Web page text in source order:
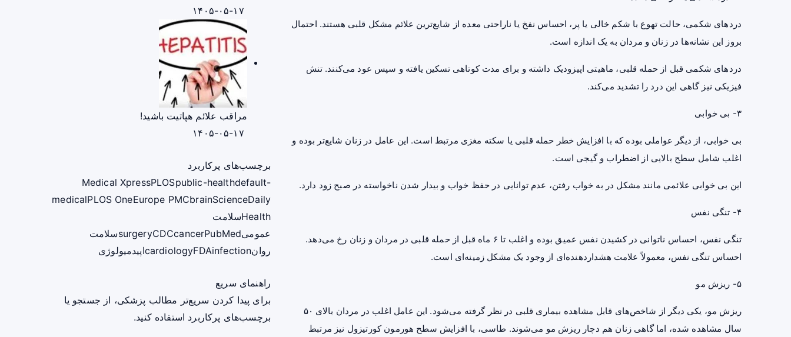
درد‌های شکمی، حالت تهوع با شکم خالی یا پر، احساس نفخ یا ناراحتی معده از شایع‌ترین علائم مشکل قلبی هستند. احتمال
بروز این نشانه‌ها در زنان و مردان به یک اندازه است.
درد‌های شکمی قبل از حمله قلبی، ماهیتی اپیزودیک داشته و برای مدت کوتاهیتسکین یافته و سپس عود می‌کنند. تنش
فیزیکی نیز گاهی این درد را تشدید می‌کند.
۳- بی خوابی
بی خوابی، از دیگر عواملی بوده که با افزایش خطر حمله قلبی یا سکته مغزی مرتبط است. این عامل در زنان شایع‌تر بوده و
اغلب شامل سطح بالایی از اضطراب و گیجی است.
این بی خوابی علائمی مانند مشکل در به خواب رفتن، عدم توانایی در حفظ خواب و بیدار شدن ناخواسته در صبح زود دارد.
۴- تنگی نفس
تنگی نفس، احساس ناتوانی در کشیدن نفس عمیق بوده و اغلب تا ۶ ماه قبل از حمله قلبی در مردان و زنان رخ می‌دهد.
احساس تنگی نفس، معمولاً علامت هشدار‌دهنده‌ای از وجود یک مشکل زمینه‌ای است.
۵- ریزش مو
ریزش مو، یکی دیگر از شاخص‌های قابل مشاهده بیماری قلبی در نظر گرفته می‌شود. این عامل اغلب در مردان بالای ۵۰
سال مشاهده شده، اما گاهی زنان هم دچار ریزش مو می‌شوند. طاسی، با افزایش سطح هورمونکورتیزول نیز مرتبط
مراقب علائم هپاتیت باشید!
برچسب‌های پرکاربرد
Medical XpressPLOSpublic-healthdefault-
medicalPLOS OneEurope PMCbrainScienceDaily
Healthسلامت
عمومی
surgeryCDCcancerPubMed
سلامت
روان
cardiologyFDAinfection اپیدمیولوژی
راهنمای سریع
برای پیدا کردن سریع‌تر مطالب پزشکی، از جستجو یا
برچسب‌های پرکاربرد استفاده کنید.